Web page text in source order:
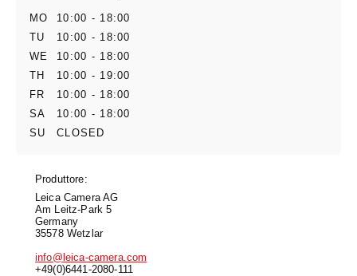
MO
10:00 - 18:00
TU
10:00 - 18:00
WE
10:00 - 18:00
TH
10:00 - 19:00
FR
10:00 - 18:00
SA
10:00 - 18:00
SU
CLOSED
Produttore:
Leica Camera AG
Am Leitz-Park 5
Germany
35578 Wetzlar
info@leica-camera.com
+49(0)6441-2080-111